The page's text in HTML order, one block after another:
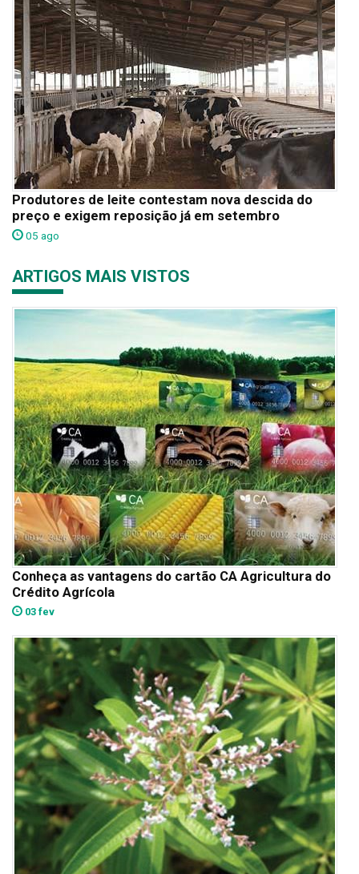
Produtores de leite contestam nova descida do
preço e exigem reposição já em setembro
05 ago
ARTIGOS MAIS VISTOS
Conheça as vantagens do cartão CA Agricultura do
Crédito Agrícola
03 fev